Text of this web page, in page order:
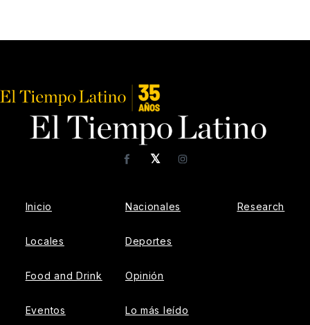
𝕏
FacebookInstagram
Inicio
Locales
Food and Drink
Eventos
Nacionales
Deportes
Opinión
Lo más leído
Research